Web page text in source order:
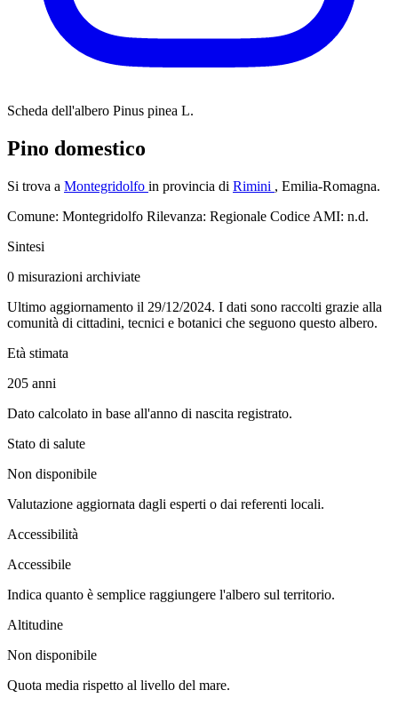
Scheda dell'albero Pinus pinea L.
Pino domestico
Si trova a Montegridolfo in provincia di Rimini , Emilia-Romagna.
Comune: Montegridolfo Rilevanza: Regionale Codice AMI: n.d.
Sintesi
0 misurazioni archiviate
Ultimo aggiornamento il 29/12/2024. I dati sono raccolti grazie alla
comunità di cittadini, tecnici e botanici che seguono questo albero.
Età stimata
205 anni
Dato calcolato in base all'anno di nascita registrato.
Stato di salute
Non disponibile
Valutazione aggiornata dagli esperti o dai referenti locali.
Accessibilità
Accessibile
Indica quanto è semplice raggiungere l'albero sul territorio.
Altitudine
Non disponibile
Quota media rispetto al livello del mare.